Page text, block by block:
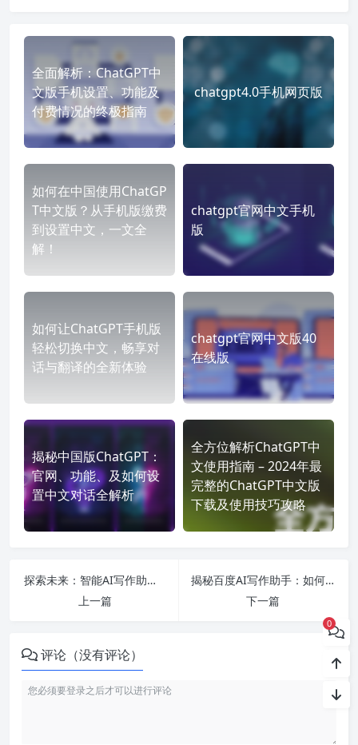
全面解析：ChatGPT中
文版手机设置、功能及
付费情况的终极指南
chatgpt4.0手机网页版
如何在中国使用ChatGP
T中文版？从手机版缴费
到设置中文，一文全
解！
chatgpt官网中文手机
版
如何让ChatGPT手机版
轻松切换中文，畅享对
话与翻译的全新体验
chatgpt官网中文版40
在线版
揭秘中国版ChatGPT：
官网、功能、及如何设
置中文对话全解析
全方位解析ChatGPT中
文使用指南 – 2024年最
完整的ChatGPT中文版
下载及使用技巧攻略
探索未来：智能AI写作助手、ChatGPT与免费一键生成平台的深度解析与对比分析
上一篇
揭秘百度AI写作助手：如何利用免费工具轻松创作小说与论文？
下一篇
评论（没有评论）
0